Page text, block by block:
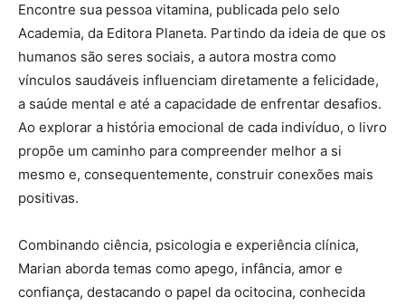
Encontre sua pessoa vitamina, publicada pelo selo
Academia, da Editora Planeta. Partindo da ideia de que os
humanos são seres sociais, a autora mostra como
vínculos saudáveis influenciam diretamente a felicidade,
a saúde mental e até a capacidade de enfrentar desafios.
Ao explorar a história emocional de cada indivíduo, o livro
propõe um caminho para compreender melhor a si
mesmo e, consequentemente, construir conexões mais
positivas.
Combinando ciência, psicologia e experiência clínica,
Marian aborda temas como apego, infância, amor e
confiança, destacando o papel da ocitocina, conhecida